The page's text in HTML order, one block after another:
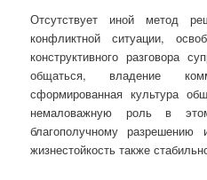
Отсутствует иной метод
конфликтной ситуации,
конструктивного разговора
общаться, владение
сформированная культура
немаловажную роль в
благополучному разрешению
жизнестойкость также